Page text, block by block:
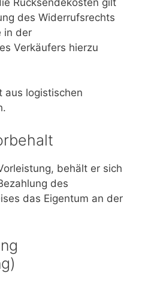
des Widerrufsrechts
in der
Verkäufers hierzu
aus logistischen
behält er sich
des
das Eigentum an der